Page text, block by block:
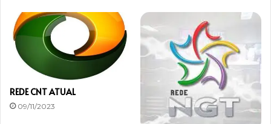
REDE CNT ATUAL
09/11/2023